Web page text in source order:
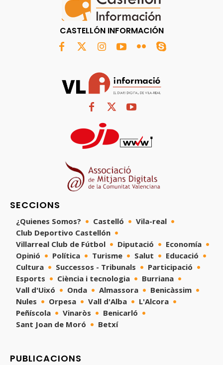
CASTELLÓN INFORMACIÓN
SECCIONS
¿Quienes Somos? Castelló
Vila-real
Club Deportivo Castellón
Villarreal Club de Fútbol
Diputació
Economía
Opinió
Política Turisme Salut
Educació
Cultura
Successos - Tribunals
Participació
Esports
Ciència i tecnologia
Burriana
Vall d'Uixó
Onda Almassora
Benicàssim
Nules
Orpesa Vall d'Alba
L'Alcora
Peñíscola
Vinaròs
Benicarló
Sant Joan de Moró
Betxí
PUBLICACIONS